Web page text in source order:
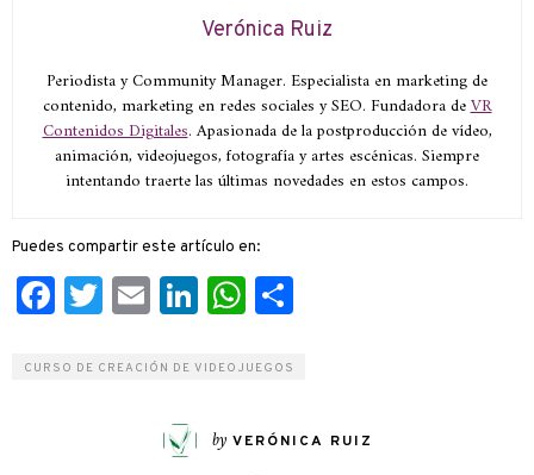
Verónica Ruiz
Periodista y Community Manager. Especialista en marketing de
contenido, marketing en redes sociales y SEO. Fundadora deVR
Contenidos Digitales. Apasionada de la postproducción de vídeo,
animación, videojuegos, fotografía y artes escénicas. Siempre
intentando traerte las últimas novedades en estos campos.
Puedes compartir este artículo en:
Facebook
Twitter
EmailLinkedIn
WhatsApp
CURSO DE CREACIÓN DE VIDEOJUEGOS
by VERÓNICA RUIZ